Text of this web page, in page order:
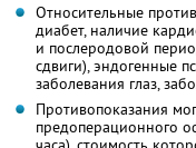
Относительные
диабет, наличие
и послеродовой
сдвиги), эндогенные
заболевания глаз,
Противопоказания
предоперационного